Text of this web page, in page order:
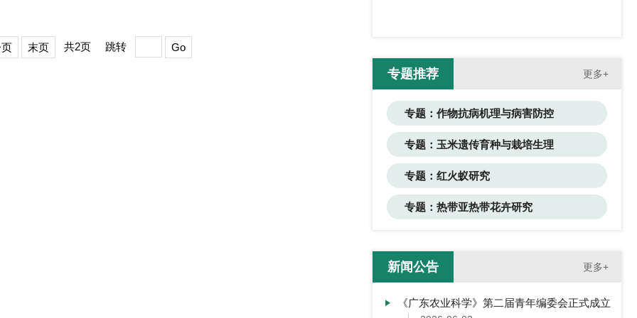
末页 共2页 跳转 Go
专题推荐 更多+
专题：作物抗病机理与病害防控
专题：玉米遗传育种与栽培生理
专题：红火蚁研究
专题：热带亚热带花卉研究
新闻公告 更多+
《广东农业科学》第二届青年编委会正式成立